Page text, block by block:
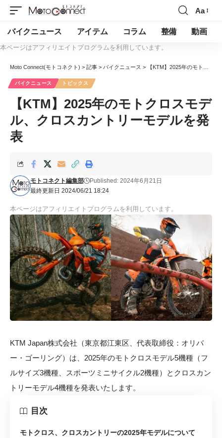
Aa
バイクニュース アイテム コラム 整備 動画
本ページはアフィリエイトプログラムを利用しています。
Moto Connect(モトコネクト) > 記事 > バイクニュース > 【KTM】2025年のモトクロスモデル、クロスカントリーモデルを発表
バイクニュース トピックス
【KTM】2025年のモトクロスモデ
ル、クロスカントリーモデルを発
表
最終更新日 2024/06/21 18:24
モトコネクト編集部 Published: 2024年6月21日
本ページはアフィリエイトプログラムを利用しています。
KTM Japan株式会社（東京都江東区、代表取締役：オリバ
ー・ゴーリング）は、2025年のモトクロスモデル5機種（フ
ルサイズ3機種、スポーツミニサイクル2機種）とクロスカン
トリーモデル4機種を発表いたします。
目次
モトクロス、クロスカントリーの2025年モデルについて